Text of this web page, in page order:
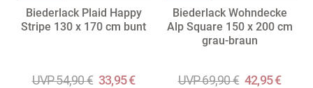
Biederlack Plaid Happy
Stripe 130 x 170 cm bunt
UVP 54,90 € 33,95 €
Biederlack Wohndecke
Alp Square 150 x 200 cm
grau-braun
UVP 69,90 € 42,95 €